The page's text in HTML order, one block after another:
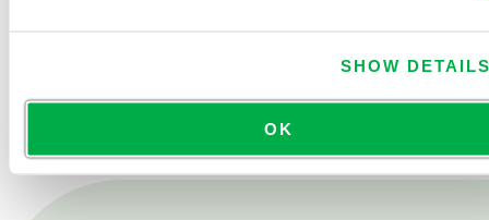
SHOW
OK